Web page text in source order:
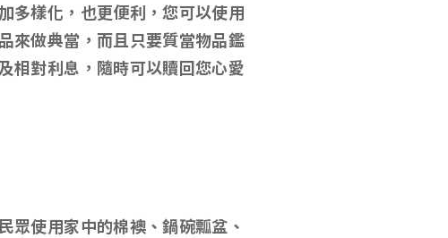
多樣化，也更便利，您可以使用
來做典當，而且只要質當物品鑑
相對利息，隨時可以贖回您心愛
眾使用家中的棉襖、鍋碗瓢盆、